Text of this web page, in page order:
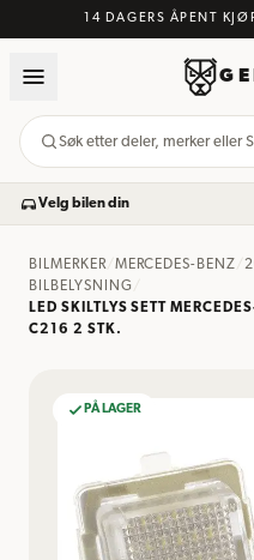
14 DAGERS ÅPENT
Søk etter deler, merker eller
Velg bilen din
BILMERKER/ MERCEDES-BENZ /
BILBELYSNING
LED SKILTLYS SETT
C216 2 STK.
PÅ LAGER